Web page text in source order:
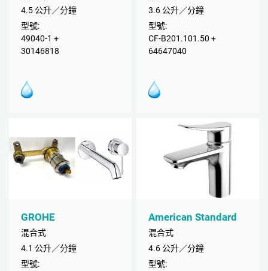
4.5 公升／分鐘
型號:
49040-1 +
30146818
3.6 公升／分鐘
型號:
CF-B201.101.50 +
64647040
GROHE
混合式
4.1 公升／分鐘
型號:
American Standard
混合式
4.6 公升／分鐘
型號: